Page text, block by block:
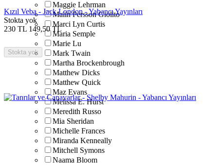
Maggie Lehrman
Malin Persson Giolito
Marci Lyn Curtis
Maria Semple
Marie Lu
Mark Twain
Martha Brockenbrough
Matthew Dicks
Matthew Quick
Maz Evans
Melissa E. Hurst
Meredith Russo
Mia Sheridan
Michelle Frances
Miranda Kenneally
Mitchell Symons
Naama Bloom
Kızıl Veba - Jack London - Yabancı Yayınları
Stokta yok
230 TL 149,50 TL
Stokta yok